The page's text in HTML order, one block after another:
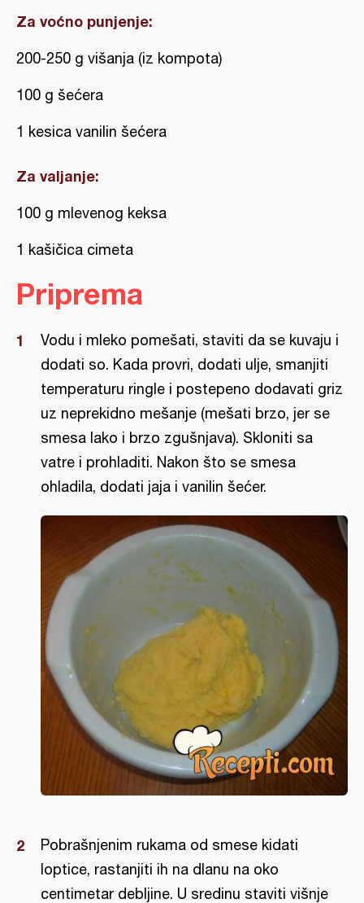
Za voćno punjenje:
200-250 g višanja (iz kompota)
100 g šećera
1 kesica vanilin šećera
Za valjanje:
100 g mlevenog keksa
1 kašičica cimeta
Priprema
Vodu i mleko pomešati, staviti da se kuvaju i
dodati so. Kada provri, dodati ulje, smanjiti
temperaturu ringle i postepeno dodavati griz
uz neprekidno mešanje (mešati brzo, jer se
smesa lako i brzo zgušnjava). Skloniti sa
vatre i prohladiti. Nakon što se smesa
ohladila, dodati jaja i vanilin šećer.
Pobrašnjenim rukama od smese kidati
loptice, rastanjiti ih na dlanu na oko
centimetar debljine. U sredinu staviti višnje